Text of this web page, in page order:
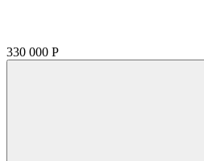
330 000 Р